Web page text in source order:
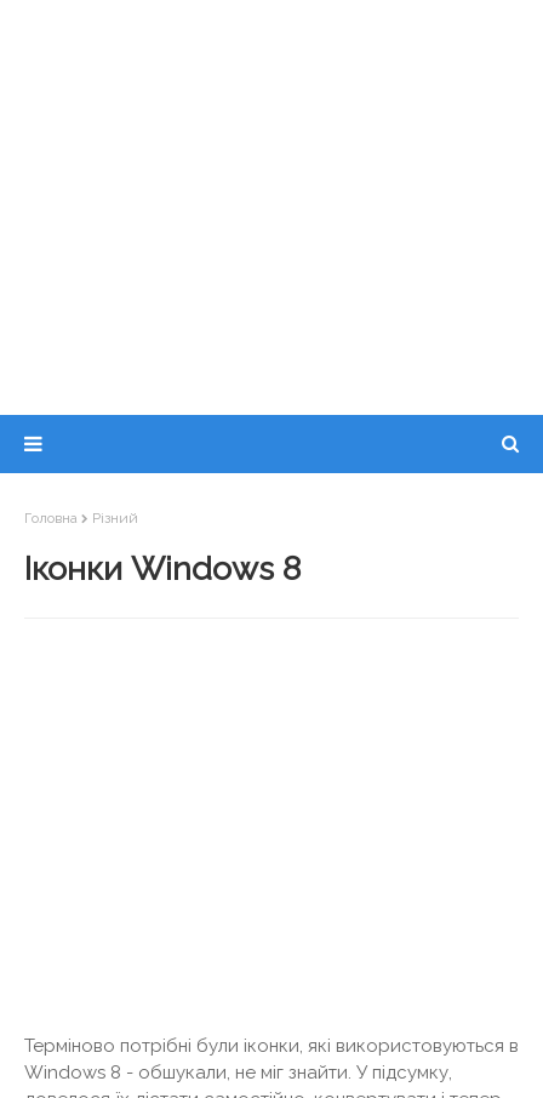
Головна Різний
Іконки Windows 8
Терміново потрібні були іконки, які використовуються в
Windows 8 - обшукали, не міг знайти. У підсумку,